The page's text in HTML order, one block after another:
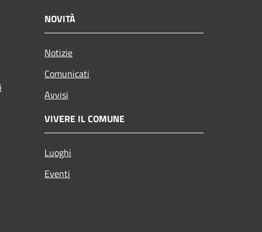
NOVITÀ
Notizie
Comunicati
Avvisi
VIVERE IL COMUNE
Luoghi
Eventi